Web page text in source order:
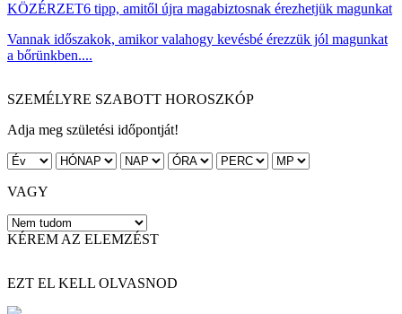
KÖZÉRZET6 tipp, amitől újra magabiztosnak érezhetjük magunkat
Vannak időszakok, amikor valahogy kevésbé érezzük jól magunkat
a bőrünkben....
SZEMÉLYRE SZABOTT HOROSZKÓP
Adja meg születési időpontját!
VAGY
KÉREM AZ ELEMZÉST
EZT EL KELL OLVASNOD